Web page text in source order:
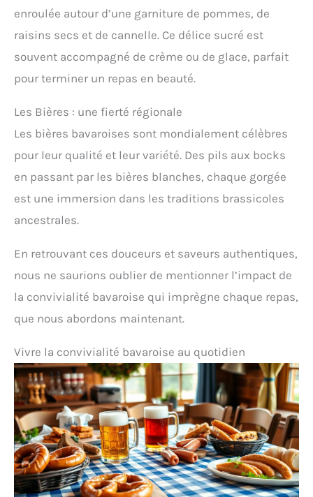
enroulée autour d’une garniture de pommes, de
raisins secs et de cannelle. Ce délice sucré est
souvent accompagné de crème ou de glace, parfait
pour terminer un repas en beauté.
Les Bières : une fierté régionale
Les bières bavaroises sont mondialement célèbres
pour leur qualité et leur variété. Des pils aux bocks
en passant par les bières blanches, chaque gorgée
est une immersion dans les traditions brassicoles
ancestrales.
En retrouvant ces douceurs et saveurs authentiques,
nous ne saurions oublier de mentionner l’impact de
la convivialité bavaroise qui imprègne chaque repas,
que nous abordons maintenant.
Vivre la convivialité bavaroise au quotidien